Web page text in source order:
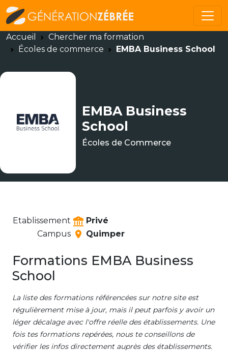
Accueil
Chercher ma formation
Écoles de commerce
EMBA Business School
EMBA Business
School
Écoles de Commerce
Etablissement
Privé
Campus
Quimper
Formations EMBA Business
School
La liste des formations référencées sur notre site est
régulièrement mise à jour, mais il peut parfois y avoir un
léger décalage avec l'offre réelle des établissements. Une
fois tes formations repérées, nous te conseillons de
vérifier les infos directement auprès des établissements.